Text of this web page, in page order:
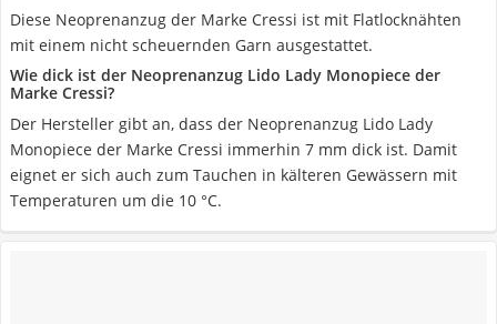
Diese Neoprenanzug der Marke Cressi ist mit Flatlocknähten
mit einem nicht scheuernden Garn ausgestattet.
Wie dick ist der Neoprenanzug Lido Lady Monopiece der
Marke Cressi?
Der Hersteller gibt an, dass der Neoprenanzug Lido Lady
Monopiece der Marke Cressi immerhin 7 mm dick ist. Damit
eignet er sich auch zum Tauchen in kälteren Gewässern mit
Temperaturen um die 10 °C.